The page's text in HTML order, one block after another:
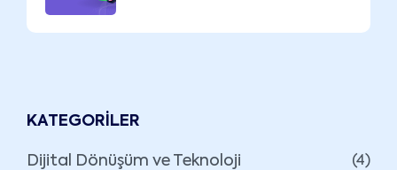
KATEGORILER
Dijital Dönüşüm ve Teknoloji (4)